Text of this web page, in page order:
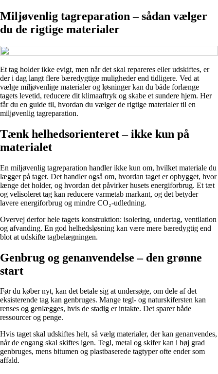
Miljøvenlig tagreparation – sådan vælger
du de rigtige materialer
Et tag holder ikke evigt, men når det skal repareres eller udskiftes, er
der i dag langt flere bæredygtige muligheder end tidligere. Ved at
vælge miljøvenlige materialer og løsninger kan du både forlænge
tagets levetid, reducere dit klimaaftryk og skabe et sundere hjem. Her
får du en guide til, hvordan du vælger de rigtige materialer til en
miljøvenlig tagreparation.
Tænk helhedsorienteret – ikke kun på
materialet
En miljøvenlig tagreparation handler ikke kun om, hvilket materiale du
lægger på taget. Det handler også om, hvordan taget er opbygget, hvor
længe det holder, og hvordan det påvirker husets energiforbrug. Et tæt
og velisoleret tag kan reducere varmetab markant, og det betyder
lavere energiforbrug og mindre CO₂-udledning.
Overvej derfor hele tagets konstruktion: isolering, undertag, ventilation
og afvanding. En god helhedsløsning kan være mere bæredygtig end
blot at udskifte tagbelægningen.
Genbrug og genanvendelse – den grønne
start
Før du køber nyt, kan det betale sig at undersøge, om dele af det
eksisterende tag kan genbruges. Mange tegl- og naturskifersten kan
renses og genlægges, hvis de stadig er intakte. Det sparer både
ressourcer og penge.
Hvis taget skal udskiftes helt, så vælg materialer, der kan genanvendes,
når de engang skal skiftes igen. Tegl, metal og skifer kan i høj grad
genbruges, mens bitumen og plastbaserede tagtyper ofte ender som
affald.